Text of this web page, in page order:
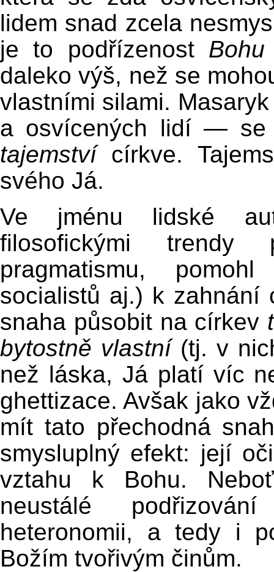
lidem snad zcela
je to podřízenost
daleko výš, než se
vlastními silami.
a osvícených lidí — se
tajemstvícírkve.
svého Já.
Ve jménu lidské
filosofickými trendy
pragmatismu,
socialistů aj.) k zahnání
snaha působit na církev
bytostně vlastní(tj. v
než láska, Já platí víc
ghettizace. Avšak jako
mít tato přechodná
smysluplný efekt: její
vztahu k Bohu.
neustálé
heteronomii, a tedy i
Božím tvořivým činům.